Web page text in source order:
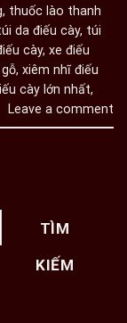
, thuốc lào thanh
da điếu cày, túi
cày, xe điếu
, xiêm nhĩ điếu
cày lớn nhất,
Leave a comment
TÌM
KIẾM